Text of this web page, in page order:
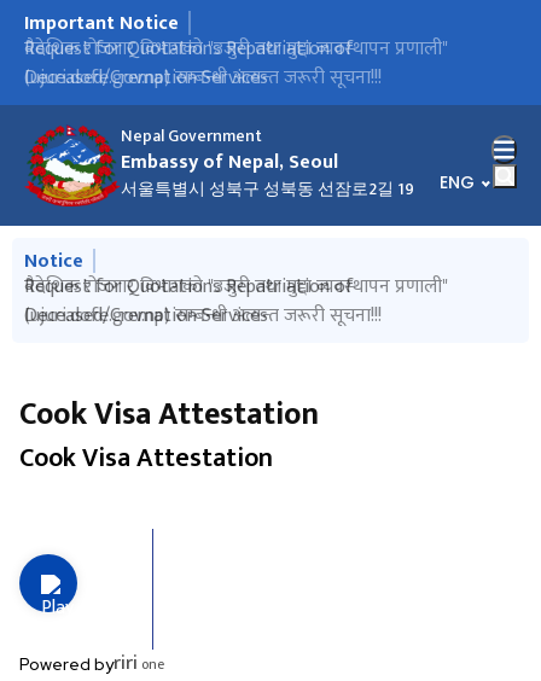
Nepal Government
Embassy of Nepal, Seoul
서울특별시 성북구 성북동 선잠로2길 19 भाषा चयन
ENG
मुख्य नेभिगेसनमा जानुहोस्
Important Notice
No Objection Certificate (NOC) लिने सम्बन्धी अत्यन्त जरूरी
सूचना!!!
Request for Quotations Repatriation of
Deceased/Cremation Services
वैदेशिक रोजगार विभागको "उजुरी तथा मुद्दा व्यवस्थापन प्रणाली"
(ujuri.dofe.gov.np) सम्बन्धी अत्यन्त जरूरी सूचना!!!
RATES OF CONSULAR FEES AND CHARGES
नयाँ राहदानी प्रणाली कार्यान्वयनमा आउने सम्बन्धी अत्यन्त जरूरी सूचना!!!
Scholarship का लागि आवेदन आह्वान गरिएको सम्बन्धी सुचना!
राहदानी घुम्ती शिविर तथा श्रमिक सचेतना कार्यक्रम सम्बन्धी सूचना!
राहदानी नवीकरण सम्बन्धमा अत्यन्त जरूरी सूचना!!!
स्वचालित पुनः श्रम स्वीकृति (Automated Re-entry) सम्बन्धी अत्यन्त
जरुरी सूचना !!
सिओलमा आयोजित ७३‌ ‍औं सगरमाथा दिवस कार्यक्रम सम्बन्धी प्रेस
विज्ञप्ति!
राजदूतावास बन्द रहने सम्बन्धी सूचना!
राहदानी घुम्ती शिविर तथा श्रमिक सचेतना सम्बन्धी कार्यक्रम!
हुण्डी कारोबार गर्नेहरु सम्बन्धी गोप्य सूचना दिनका लागि अत्यन्त जरूरी
सूचना!
2026 Korean Language Speaking Contest का सम्बन्धमा।
List of Holidays of the Embassy in 2083 B.S. ( 2026/04/14 to
2027/04/13)
Important Notice Regarding the New Revenue Rates to be
Implemented from 14 April 2026
नेपालबाट अध्ययनका लागि कोरिया आउन चाहने विद्यार्थीहरुको
जानकारीका लागि अत्यन्त जरुरी सूचना!
मिति २०८२/०९/0६ गतेदेखि Zoom मार्फत नियमित रूपमा सञ्चालन हुने
योग-ध्यान तथा मानसिक स्वास्थ्य प्रवर्द्धन कार्यक्रम सम्बन्धी सूचना!
राहदानी घुम्ती शिविर तथा श्रमिक सचेतना कार्यक्रम सम्बन्धी सूचना!
हुण्डी कारोबार गर्ने/गराउने सम्बन्धी जानकारी माग गरिएको।
मुख्य नेभिगेसनमा जानुहोस्
Notice
No Objection Certificate (NOC) लिने सम्बन्धी अत्यन्त जरूरी
सूचना!!!
Request for Quotations Repatriation of
Deceased/Cremation Services
वैदेशिक रोजगार विभागको "उजुरी तथा मुद्दा व्यवस्थापन प्रणाली"
(ujuri.dofe.gov.np) सम्बन्धी अत्यन्त जरूरी सूचना!!!
RATES OF CONSULAR FEES AND CHARGES
नयाँ राहदानी प्रणाली कार्यान्वयनमा आउने सम्बन्धी अत्यन्त जरूरी सूचना!!!
Cook Visa Attestation
Cook Visa Attestation
Powered byriri one